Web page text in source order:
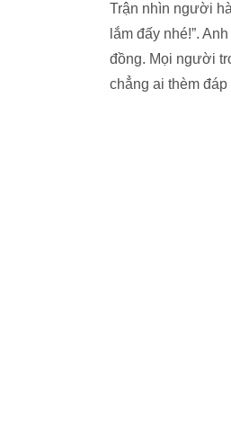
Trận nhìn người
lắm đấy nhé!”.
đồng. Mọi người
chẳng ai thèm đáp